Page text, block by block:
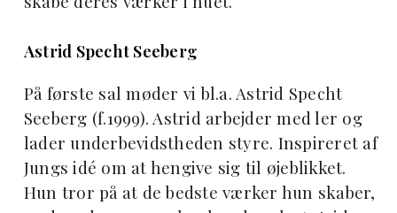
Astrid Specht Seeberg
På første sal møder vi bl.a. Astrid Specht
Seeberg (f.1999). Astrid arbejder med ler og
lader underbevidstheden styre. Inspireret af
Jungs idé om at hengive sig til øjeblikket.
Hun tror på at de bedste værker hun skaber,